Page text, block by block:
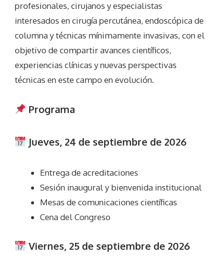
profesionales, cirujanos y especialistas
interesados en cirugía percutánea, endoscópica de
columna y técnicas mínimamente invasivas, con el
objetivo de compartir avances científicos,
experiencias clínicas y nuevas perspectivas
técnicas en este campo en evolución.
Programa
Jueves, 24 de septiembre de 2026
Entrega de acreditaciones
Sesión inaugural y bienvenida institucional
Mesas de comunicaciones científicas
Cena del Congreso
Viernes, 25 de septiembre de 2026